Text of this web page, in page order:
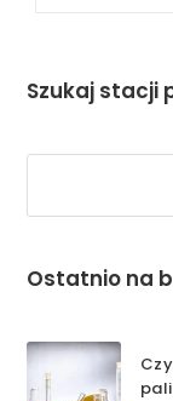
Szukaj stacji
Ostatnio na